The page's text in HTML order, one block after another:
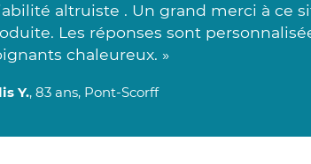
altruiste . Un grand merci à ce
Les réponses sont
chaleureux. »
Y., 83 ans, Pont-Scorff